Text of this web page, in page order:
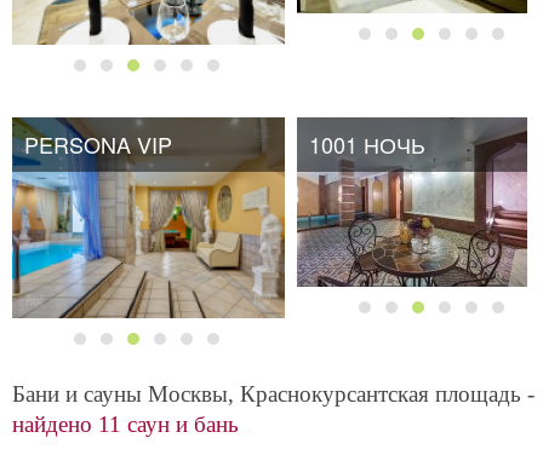
PERSONA VIP 1001 НОЧЬ
Бани и сауны Москвы, Краснокурсантская площадь -
найдено 11 саун и бань